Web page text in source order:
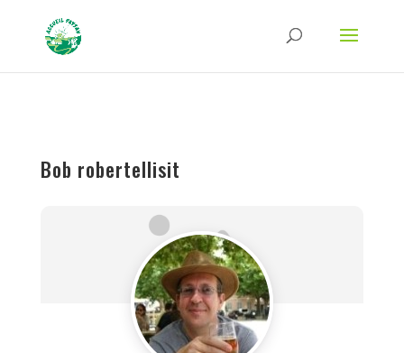
Type-Options Referrer-Policy Permissions-Policy
ga('require', 'GTM-TFCVLFN');
Bob robertellisit